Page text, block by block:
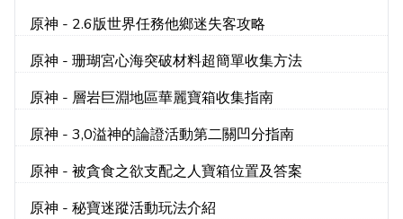
原神 - 2.6版世界任務他鄉迷失客攻略
原神 - 珊瑚宮心海突破材料超簡單收集方法
原神 - 層岩巨淵地區華麗寶箱收集指南
原神 - 3,0溢神的論證活動第二關凹分指南
原神 - 被貪食之欲支配之人寶箱位置及答案
原神 - 秘寶迷蹤活動玩法介紹